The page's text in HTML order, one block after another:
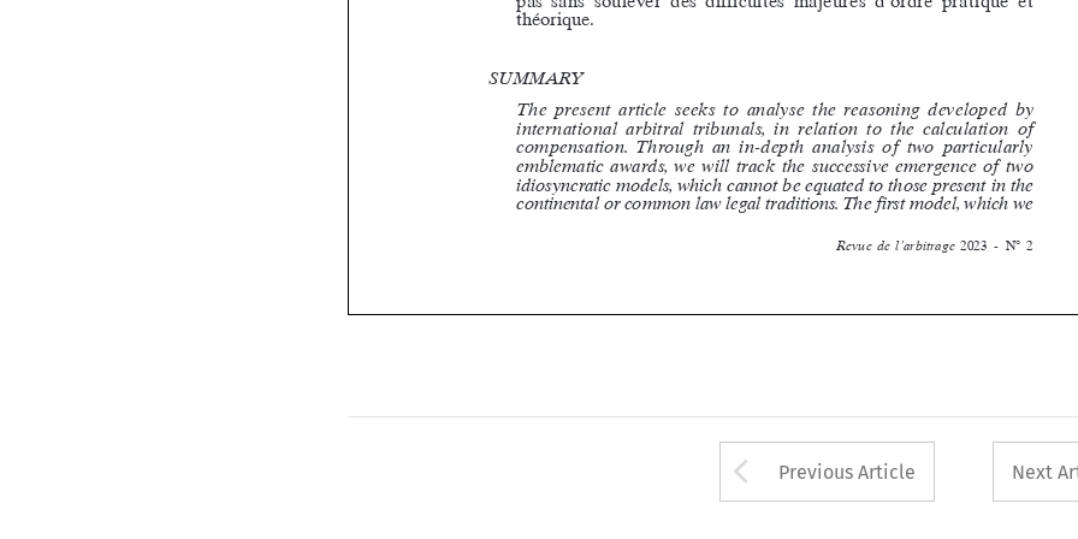
 








emblematic  awards,  we  will  track  the  successive  emergence  of  two
idiosyncratic models, which cannot be equated to those present in the
Arrow button used
Previous Article Next